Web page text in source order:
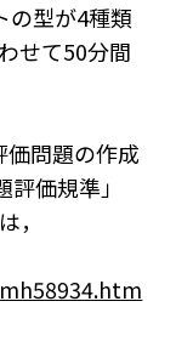
の型が4種類
せて50分間
問題の作成
価規準」
，